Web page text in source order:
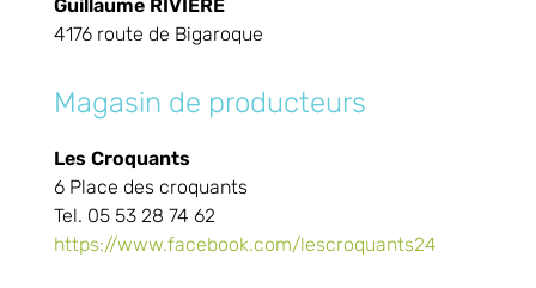
Guillaume RIVIÈRE
4176 route de Bigaroque
Magasin de producteurs
Les Croquants
6 Place des croquants
Tel. 05 53 28 74 62
https://www.facebook.com/lescroquants24